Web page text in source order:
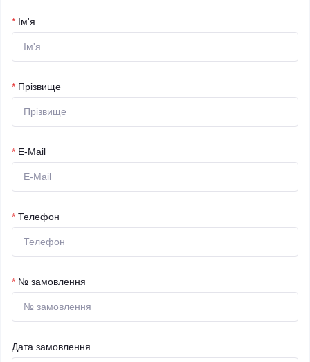
* Ім'я
* Прізвище
* E-Mail
* Телефон
* № замовлення
Дата замовлення